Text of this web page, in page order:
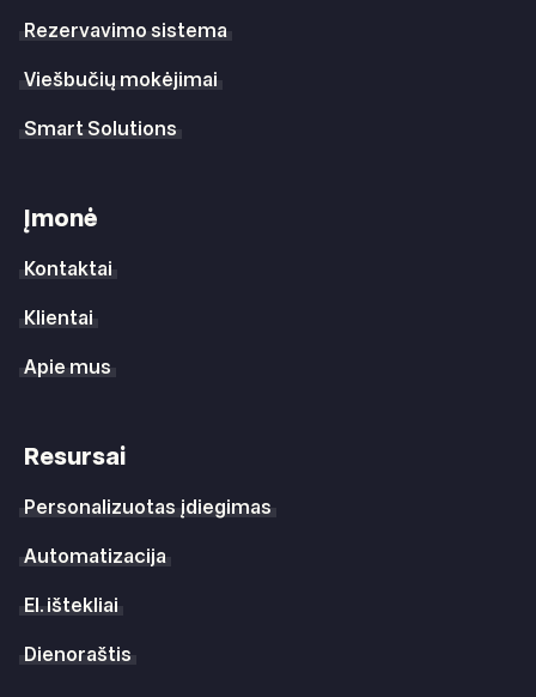
Rezervavimo sistema
Viešbučių mokėjimai
Smart Solutions
Įmonė
Kontaktai
Klientai
Apie mus
Resursai
Personalizuotas įdiegimas
Automatizacija
El. ištekliai
Dienoraštis